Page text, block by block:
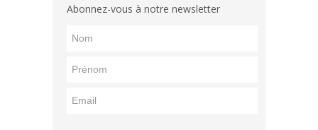
Abonnez-vous à notre newsletter